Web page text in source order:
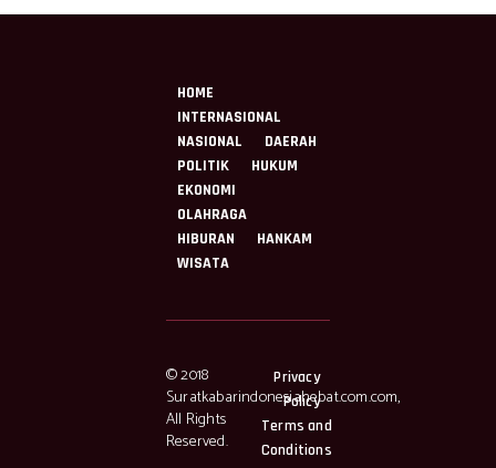
HOME
INTERNASIONAL
NASIONAL
DAERAH
POLITIK
HUKUM
EKONOMI
OLAHRAGA
HIBURAN
HANKAM
WISATA
© 2018
Suratkabarindonesiahebat.com.com,
All Rights
Reserved.
Privacy
Policy
Terms and
Conditions